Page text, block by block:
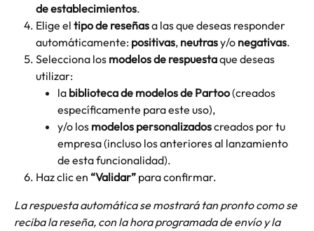
de establecimientos.
Elige el tipo de reseñas a las que deseas responder
automáticamente: positivas, neutras y/o negativas.
Selecciona los modelos de respuesta que deseas
utilizar:
la biblioteca de modelos de Partoo (creados
específicamente para este uso),
y/o los modelos personalizados creados por tu
empresa (incluso los anteriores al lanzamiento
de esta funcionalidad).
Haz clic en “Validar” para confirmar.​
La respuesta automática se mostrará tan pronto como se
reciba la reseña, con la hora programada de envío y la